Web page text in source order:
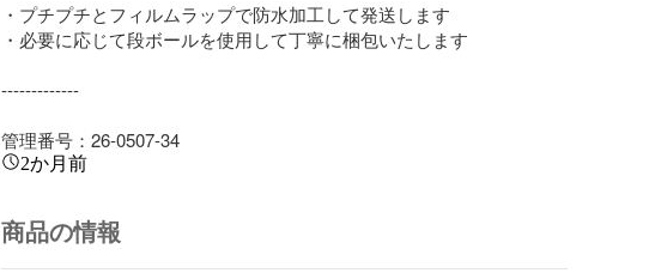
・プチプチとフィルムラップで防水加工して発送します
・必要に応じて段ボールを使用して丁寧に梱包いたします
-------------
管理番号：26-0507-34
2か月前
商品の情報